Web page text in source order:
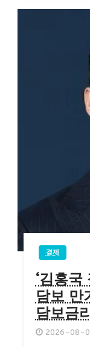
경제
‘김홍국
담보 만
담보금
2026-08-